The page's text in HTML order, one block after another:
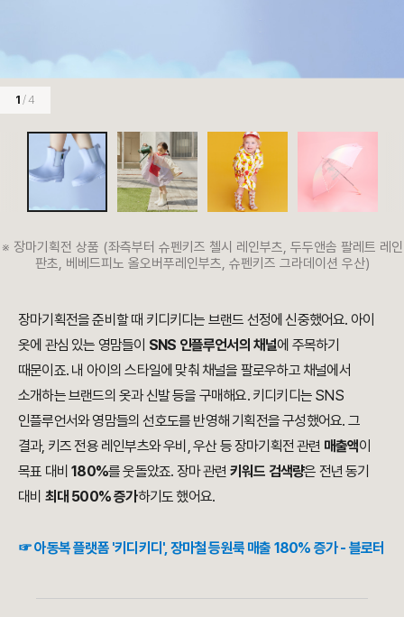
1 / 4
※ 장마기획전 상품 (좌측부터 슈펜키즈 첼시 레인부츠, 두두앤솜 팔레트 레인
판초, 베베드피노 올오버푸레인부츠, 슈펜키즈 그라데이션 우산)
장마기획전을 준비할 때 키디키디는 브랜드 선정에 신중했어요. 아이
옷에 관심 있는 영맘들이 SNS 인플루언서의 채널에 주목하기
때문이죠. 내 아이의 스타일에 맞춰 채널을 팔로우하고 채널에서
소개하는 브랜드의 옷과 신발 등을 구매해요. 키디키디는 SNS
인플루언서와 영맘들의 선호도를 반영해 기획전을 구성했어요. 그
결과, 키즈 전용 레인부츠와 우비, 우산 등 장마기획전 관련 매출액이
목표 대비180%를 웃돌았죠. 장마 관련 키워드 검색량은 전년 동기
대비 최대 500% 증가하기도 했어요.
☞ 아동복 플랫폼 '키디키디', 장마철 등원룩 매출 180% 증가 - 블로터